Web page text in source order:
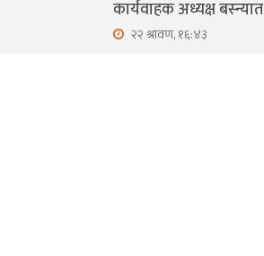
कार्यवाहक अध्यक्ष बस्न्यात
२२ श्रावण, १६:४३